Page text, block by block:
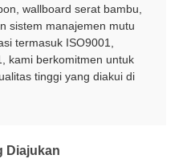
wallboard serat bambu,
sistem manajemen mutu
termasuk ISO9001,
kami berkomitmen untuk
tinggi yang diakui di
Diajukan